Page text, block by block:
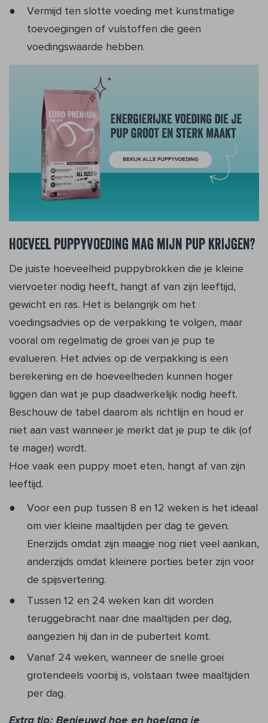
Vermijd ten slotte voeding met kunstmatige
toevoegingen of vulstoffen die geen
voedingswaarde hebben.
Hoeveel puppyvoeding mag mijn pup krijgen?
De juiste hoeveelheid puppybrokken die je kleine
viervoeter nodig heeft, hangt af van zijn leeftijd,
gewicht en ras. Het is belangrijk om het
voedingsadvies op de verpakking te volgen, maar
vooral om regelmatig de groei van je pup te
evalueren. Het advies op de verpakking is een
berekening en de hoeveelheden kunnen hoger
liggen dan wat je pup daadwerkelijk nodig heeft.
Beschouw de tabel daarom als richtlijn en houd er
niet aan vast wanneer je merkt dat je pup te dik (of
te mager) wordt.
Hoe vaak een puppy moet eten, hangt af van zijn
leeftijd.
Voor een pup tussen 8 en 12 weken is het ideaal
om vier kleine maaltijden per dag te geven.
Enerzijds omdat zijn maagje nog niet veel aankan,
anderzijds omdat kleinere porties beter zijn voor
de spijsvertering.
Tussen 12 en 24 weken kan dit worden
teruggebracht naar drie maaltijden per dag,
aangezien hij dan in de puberteit komt.
Vanaf 24 weken, wanneer de snelle groei
grotendeels voorbij is, volstaan twee maaltijden
per dag.
Extra tip: Benieuwd hoe en hoelang je